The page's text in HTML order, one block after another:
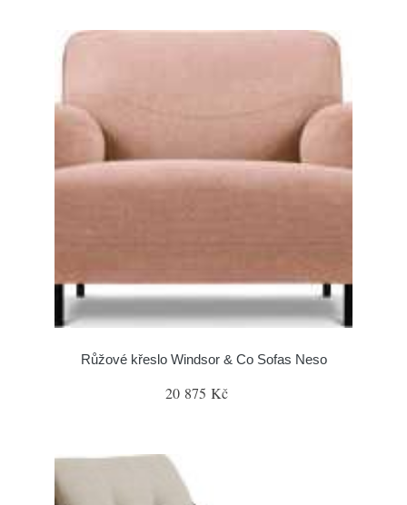
Růžové křeslo Windsor & Co Sofas Neso
20 875 Kč